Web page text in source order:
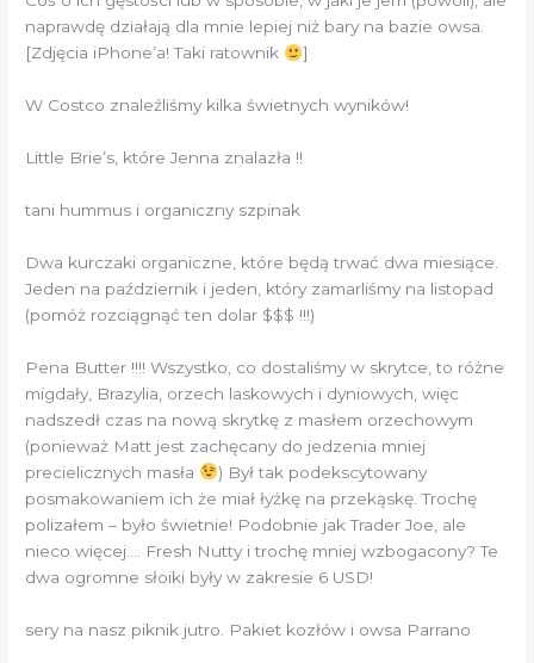
naprawdę działają dla mnie lepiej niż bary na bazie owsa.
[Zdjęcia iPhone’a! Taki ratownik
]
W Costco znaleźliśmy kilka świetnych wyników!
Little Brie’s, które Jenna znalazła !!
tani hummus i organiczny szpinak
Dwa kurczaki organiczne, które będą trwać dwa miesiące.
Jeden na październik i jeden, który zamarliśmy na listopad
(pomóż rozciągnąć ten dolar $$$ !!!)
Pena Butter !!!! Wszystko, co dostaliśmy w skrytce, to różne
migdały, Brazylia, orzech laskowych i dyniowych, więc
nadszedł czas na nową skrytkę z masłem orzechowym
(ponieważ Matt jest zachęcany do jedzenia mniej
precielicznych masła
) Był tak podekscytowany
posmakowaniem ich że miał łyżkę na przekąskę. Trochę
polizałem – było świetnie! Podobnie jak Trader Joe, ale
nieco więcej…. Fresh Nutty i trochę mniej wzbogacony? Te
dwa ogromne słoiki były w zakresie 6 USD!
sery na nasz piknik jutro. Pakiet kozłów i owsa Parrano